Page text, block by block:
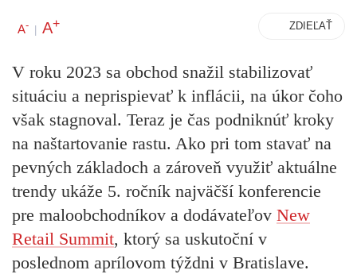
A- | A+ ZDIEĽAŤ
V roku 2023 sa obchod snažil stabilizovať
situáciu a neprispievať k inflácii, na úkor čoho
však stagnoval. Teraz je čas podniknúť kroky
na naštartovanie rastu. Ako pri tom stavať na
pevných základoch a zároveň využiť aktuálne
trendy ukáže 5. ročník najväčší konferencie
pre maloobchodníkov a dodávateľov New
Retail Summit, ktorý sa uskutoční v
poslednom aprílovom týždni v Bratislave.